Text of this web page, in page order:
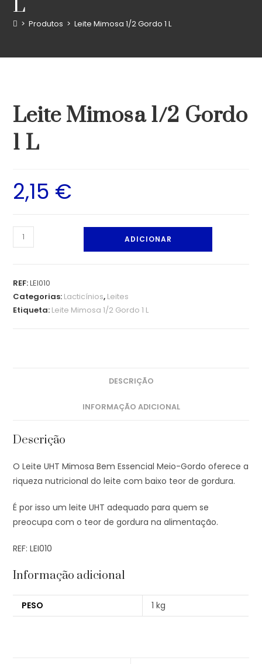
L
> Produtos > Leite Mimosa 1/2 Gordo 1 L
Leite Mimosa 1/2 Gordo
1 L
2,15 €
ADICIONAR
REF:LEI010
Categorias: Lacticínios, Leites
Etiqueta: Leite Mimosa 1/2 Gordo 1 L
DESCRIÇÃO
INFORMAÇÃO ADICIONAL
Descrição
O Leite UHT Mimosa Bem Essencial Meio-Gordo oferece a
riqueza nutricional do leite com baixo teor de gordura.
É por isso um leite UHT adequado para quem se
preocupa com o teor de gordura na alimentação.
REF: LEI010
Informação adicional
PESO 1 kg